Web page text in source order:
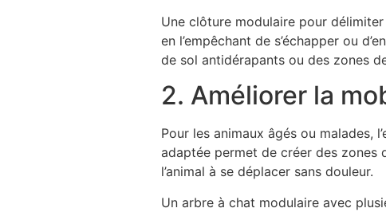
Une clôture modulaire pour
en l’empêchant de s’échapper ou
de sol antidérapants ou des zones
2. Améliorer la
Pour les animaux âgés ou malades,
adaptée permet de créer des zones
l’animal à se déplacer sans douleur.
Un arbre à chat modulaire avec